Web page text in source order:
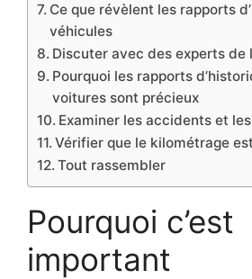
Ce que révèlent les rapports
véhicules
Discuter avec des experts de
Pourquoi les rapports
voitures sont précieux
Examiner les accidents et
Vérifier que le kilométrage
Tout rassembler
Pourquoi c’est
important